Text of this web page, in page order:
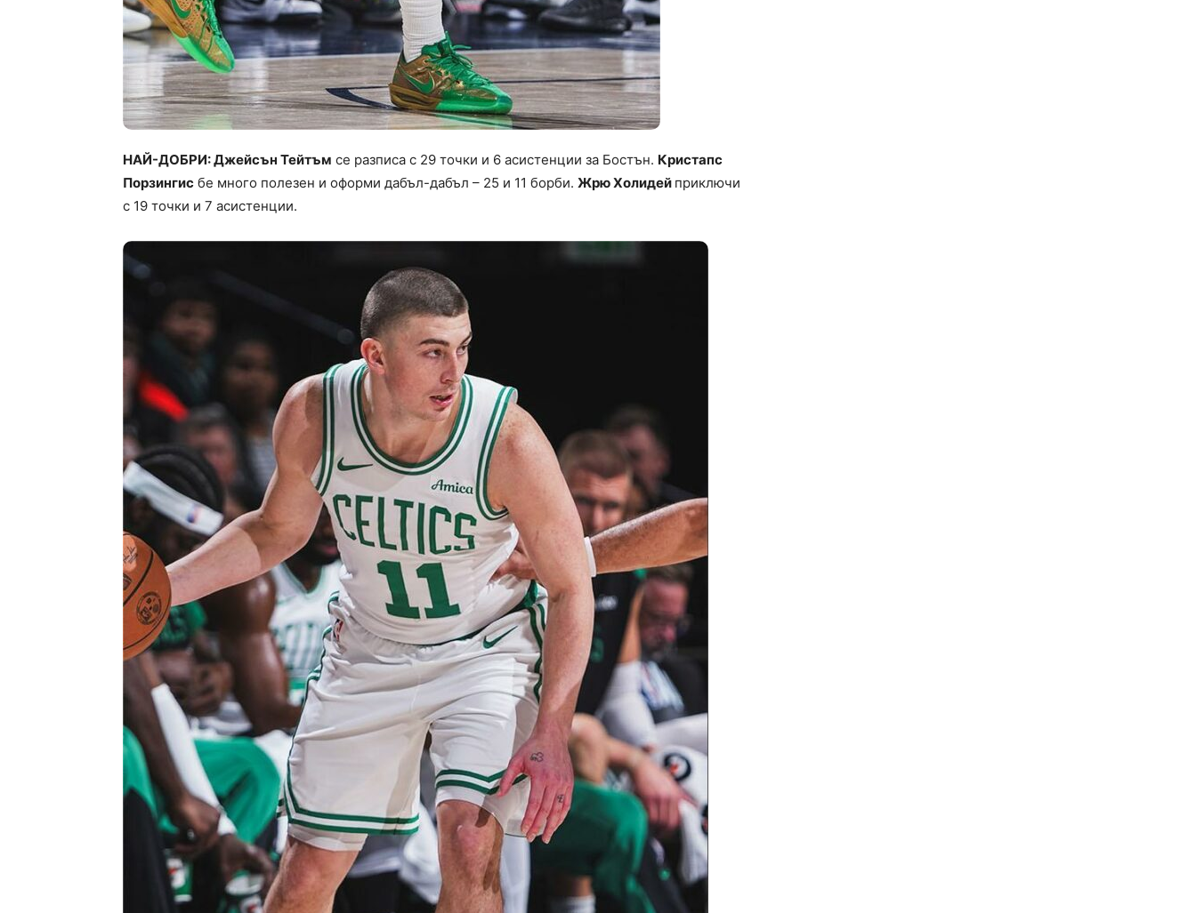
НАЙ-ДОБРИ: Джейсън Тейтъм се разписа с 29 точки и 6 асистенции за Бостън. Кристапс
Порзингис бе много полезен и оформи дабъл-дабъл – 25 и 11 борби. Жрю Холидей приключи
с 19 точки и 7 асистенции.